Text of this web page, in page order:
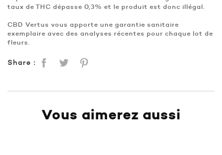
taux de THC dépasse 0,3% et le produit est donc illégal.
CBD Vertus vous apporte une garantie sanitaire
exemplaire avec des analyses récentes pour chaque lot de
fleurs.
Share :
Vous aimerez aussi